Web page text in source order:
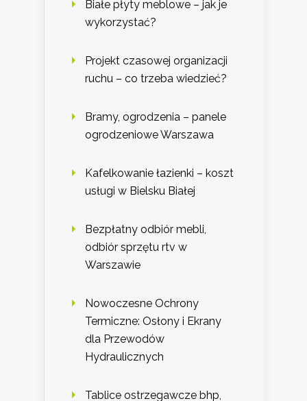
Białe płyty meblowe – jak je
wykorzystać?
Projekt czasowej organizacji
ruchu – co trzeba wiedzieć?
Bramy, ogrodzenia – panele
ogrodzeniowe Warszawa
Kafelkowanie łazienki – koszt
usługi w Bielsku Białej
Bezpłatny odbiór mebli,
odbiór sprzętu rtv w
Warszawie
Nowoczesne Ochrony
Termiczne: Osłony i Ekrany
dla Przewodów
Hydraulicznych
Tablice ostrzegawcze bhp,